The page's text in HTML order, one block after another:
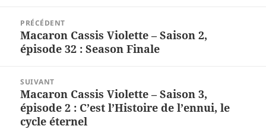
l’article
PRÉCÉDENT
Article
précédent :
Macaron Cassis Violette – Saison 2,
épisode 32 : Season Finale
SUIVANT
Article
suivant :
Macaron Cassis Violette – Saison 3,
épisode 2 : C’est l’Histoire de l’ennui, le
cycle éternel